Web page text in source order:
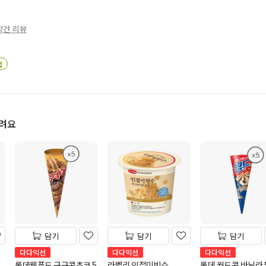
건 리뷰
요
담기
다다익선
담기
다다익선
담기
다다익선